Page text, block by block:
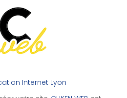
Internet Lyon